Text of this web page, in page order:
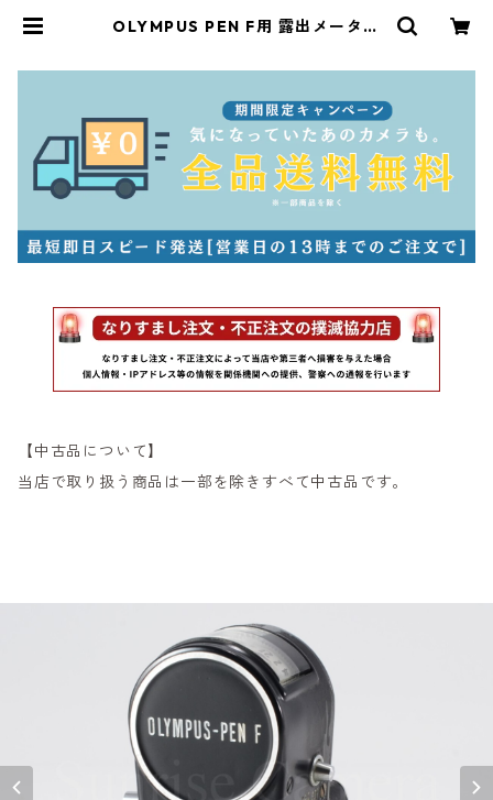
OLYMPUS PEN F用 露出メーター
【中古品について】
当店で取り扱う商品は一部を除きすべて中古品です。